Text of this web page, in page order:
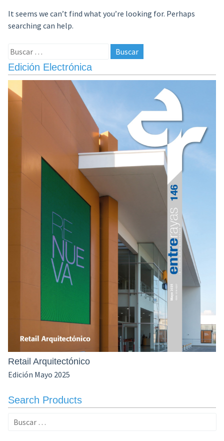
It seems we can’t find what you’re looking for. Perhaps
searching can help.
Buscar:
Edición Electrónica
Retail Arquitectónico
Edición Mayo 2025
Search Products
Buscar: